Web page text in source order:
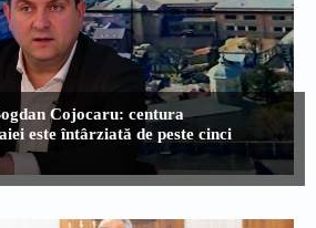
Cojocaru: centura
este întârziată de peste cinci